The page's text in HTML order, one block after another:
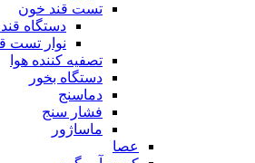
تست قند خون
دستگاه
نوار تست
تصفیه کننده هوا
دستگاه بخور
دماسنج
فشار سنج
ماساژور
عصا